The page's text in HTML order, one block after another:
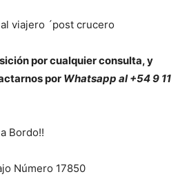
viajero ´post crucero
por cualquier consulta, y
por Whatsapp al +54 9 11
Bordo!!
Número 17850